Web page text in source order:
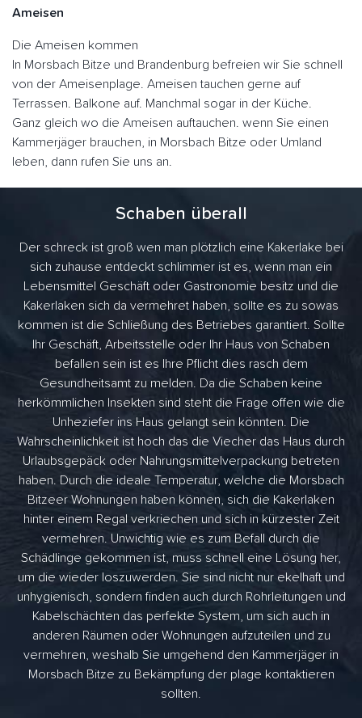
Ameisen
Die Ameisen kommen
In Morsbach Bitze und Brandenburg befreien wir Sie schnell
von der Ameisenplage. Ameisen tauchen gerne auf
Terrassen. Balkone auf. Manchmal sogar in der Küche.
Ganz gleich wo die Ameisen auftauchen. wenn Sie einen
Kammerjäger brauchen, in Morsbach Bitze oder Umland
leben, dann rufen Sie uns an.
Schaben überall
Der schreck ist groß wen man plötzlich eine Kakerlake bei
sich zuhause entdeckt schlimmer ist es, wenn man ein
Lebensmittel Geschäft oder Gastronomie besitz und die
Kakerlaken sich da vermehret haben, sollte es zu sowas
kommen ist die Schließung des Betriebes garantiert. Sollte
Ihr Geschäft, Arbeitsstelle oder Ihr Haus von Schaben
befallen sein ist es Ihre Pflicht dies rasch dem
Gesundheitsamt zu melden. Da die Schaben keine
herkömmlichen Insekten sind steht die Frage offen wie die
Unheziefer ins Haus gelangt sein könnten. Die
Wahrscheinlichkeit ist hoch das die Viecher das Haus durch
Urlaubsgepäck oder Nahrungsmittelverpackung betreten
haben. Durch die ideale Temperatur, welche die Morsbach
Bitzeer Wohnungen haben können, sich die Kakerlaken
hinter einem Regal verkriechen und sich in kürzester Zeit
vermehren. Unwichtig wie es zum Befall durch die
Schädlinge gekommen ist, muss schnell eine Lösung her,
um die wieder loszuwerden. Sie sind nicht nur ekelhaft und
unhygienisch, sondern finden auch durch Rohrleitungen und
Kabelschächten das perfekte System, um sich auch in
anderen Räumen oder Wohnungen aufzuteilen und zu
vermehren, weshalb Sie umgehend den Kammerjäger in
Morsbach Bitze zu Bekämpfung der plage kontaktieren
sollten.